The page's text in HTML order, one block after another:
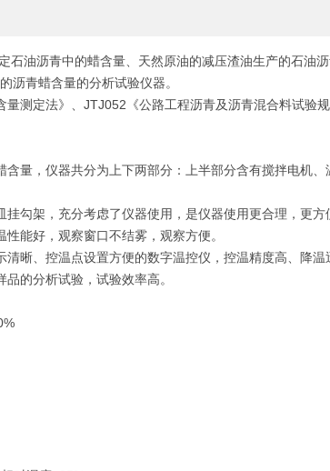
石油沥青中的蜡含量、天然原油的减压渣油生产的石油
沥青蜡含量的分析试验仪器。
测定法》、JTJ052《公路工程沥青及沥青混合料试验
含量，仪器共分为上下两部分：上半部分含有搅拌电机
勾架，充分考虑了仪器使用，是仪器使用更合理，更方
能好，观察窗口不结雾，观察方便。
晰、控温点设置方便的数字温控仪，控温精度高、降温
的分析试验，试验效率高。